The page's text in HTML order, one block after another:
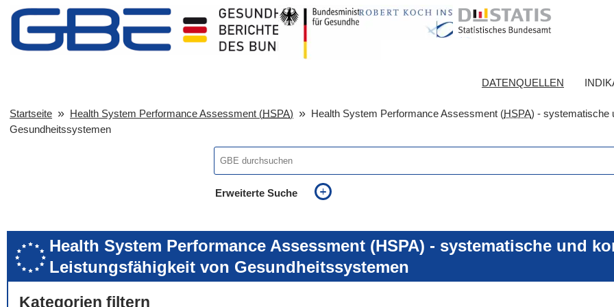
DATENQUELLEN
Startseite Health System Performance Assessment (HSPA) Health System Performance Assessment (HSPA) - systematische
Gesundheitssystemen
Erweiterte Suche
... genau diesen Ausdruck
auch ähnlich geschriebenes einbeziehen
Health System Performance Assessment (HSPA) - systematische und
Leistungsfähigkeit von Gesundheitssystemen
Kategorien filtern